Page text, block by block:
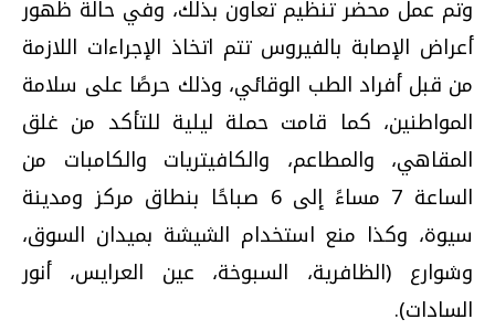
وتم عمل محضر تنظيم تعاون بذلك، وفي حالة ظهور
أعراض الإصابة بالفيروس تتم اتخاذ الإجراءات اللازمة
من قبل أفراد الطب الوقائي، وذلك حرصًا على سلامة
المواطنين، كما قامت حملة ليلية للتأكد من غلق
المقاهي، والمطاعم، والكافيتريات والكامبات من
الساعة 7 مساءً إلى 6 صباحًا بنطاق مركز ومدينة
سيوة، وكذا منع استخدام الشيشة بميدان السوق،
وشوارع (الظافرية، السبوخة، عين العرايس، أنور
السادات).